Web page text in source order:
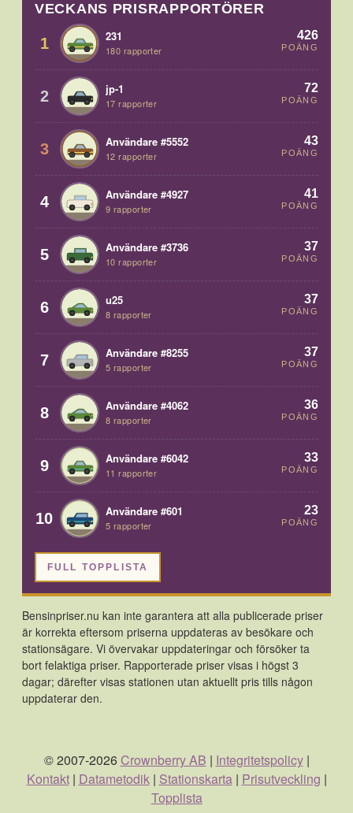
VECKANS PRISRAPPORTÖRER
1 231
180 rapporter
426
POÄNG
2 jp-1
17 rapporter
72
POÄNG
3 Användare #5552
12 rapporter
43
POÄNG
4 Användare #4927
9 rapporter
41
POÄNG
5 Användare #3736
10 rapporter
37
POÄNG
6 u25
8 rapporter
37
POÄNG
7 Användare #8255
5 rapporter
37
POÄNG
8 Användare #4062
8 rapporter
36
POÄNG
9 Användare #6042
11 rapporter
33
POÄNG
10 Användare #601
5 rapporter
23
POÄNG
FULL TOPPLISTA
Bensinpriser.nu kan inte garantera att alla publicerade priser
är korrekta eftersom priserna uppdateras av besökare och
stationsägare. Vi övervakar uppdateringar och försöker ta
bort felaktiga priser. Rapporterade priser visas i högst 3
dagar; därefter visas stationen utan aktuellt pris tills någon
uppdaterar den.
© 2007-2026 Crownberry AB | Integritetspolicy|
Kontakt| Datametodik| Stationskarta| Prisutveckling |
Topplista